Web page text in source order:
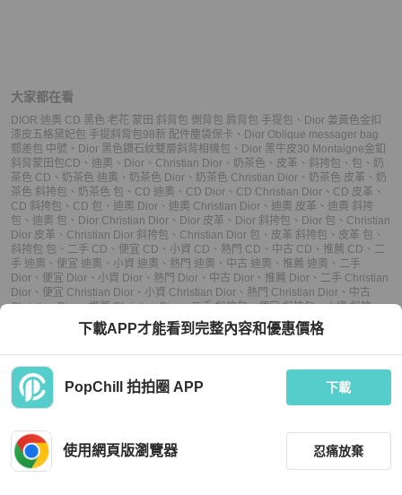
大家都在看
DIOR 迪奧 CD 黑色 老花 蒙田 斜背包 側背包 肩背包 手提包 、 Dior 姜黃色金扣
漆皮五格黛妃包 手提斜背包98新 配件塵袋保卡 、 Dior Oblique messager bag
郵差包 中號 、 Dior 黑色鑽石紋雙層斜背相機包 、 Dior 黑牛皮30 Montaigne金釦
斜背蒙田包 CD 、 迪奧 、 Dior 、 Christian Dior 、 奶茶色 、 皮革 、 斜挎包 、 包 、 奶
茶色 CD 、 奶茶色 迪奧 、 奶茶色 Dior 、 奶茶色 Christian Dior 、 奶茶色 皮革 、 奶
茶色 斜挎包 、 奶茶色 包 、 CD 迪奧 、 CD Dior 、 CD Christian Dior 、 CD 皮革 、
CD 斜挎包 、 CD 包 、 迪奧 Dior 、 迪奧 Christian Dior 、 迪奧 皮革 、 迪奧 斜挎
包 、 迪奧 包 、 Dior Christian Dior 、 Dior 皮革 、 Dior 斜挎包 、 Dior 包 、 Christian
Dior 皮革 、 Christian Dior 斜挎包 、 Christian Dior 包 、 皮革 斜挎包 、 皮革 包 、
斜挎包 包 、 二手 CD 、 便宜 CD 、 小資 CD 、 熱門 CD 、 中古 CD 、 推薦 CD 、 二
手 迪奧 、 便宜 迪奧 、 小資 迪奧 、 熱門 迪奧 、 中古 迪奧 、 推薦 迪奧 、 二手
Dior 、 便宜 Dior 、 小資 Dior 、 熱門 Dior 、 中古 Dior 、 推薦 Dior 、 二手 Christian
Dior 、 便宜 Christian Dior 、 小資 Christian Dior 、 熱門 Christian Dior 、 中古
Christian Dior、推薦 Christian Dior、二手 斜挎包、便宜 斜挎包、小資 斜挎
熱門 斜挎包、中古 斜挎包、推薦 斜挎包 、 二手 包、便宜 包、
、 推薦 包
下載APP才能看到完整內容和優惠價格
PopChill 拍拍圈 APP 下載
使用網頁版瀏覽器 忍痛放棄